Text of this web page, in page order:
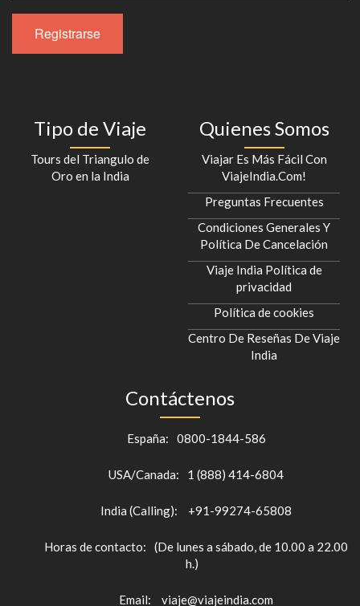
Tipo de Viaje
Tours del Triangulo de
Oro en la India
Quienes Somos
Viajar Es Más Fácil Con
ViajeIndia.Com!
Preguntas Frecuentes
Condiciones Generales Y
Política De Cancelación
Viaje India Política de
privacidad
Política de cookies
Centro De Reseñas De Viaje
India
Contáctenos
España: 0800-1844-586
USA/Canada: 1 (888) 414-6804
India (Calling): +91-99274-65808
Horas de contacto:
(De lunes a sábado, de 10.00 a 22.00
h.)
Email: viaje@viajeindia.com